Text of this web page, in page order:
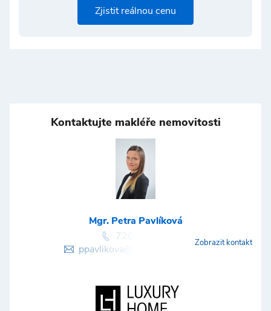
Zjistit reálnou cenu
Kontaktujte makléře nemovitosti
Mgr. Petra Pavlíková
720034158
ppavlikova@luxury-home.infoZobrazit kontakt